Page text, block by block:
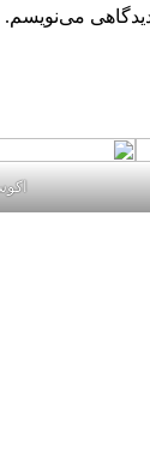
می‌نویسم.
اکوستیک